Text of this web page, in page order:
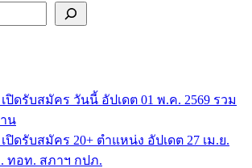
ปิดรับสมัคร วันนี้ อัปเดต 01 พ.ค. 2569 รวม
น
ปิดรับสมัคร 20+ ตำแหน่ง อัปเดต 27 เม.ย.
ทอท. สภาฯ กปภ.